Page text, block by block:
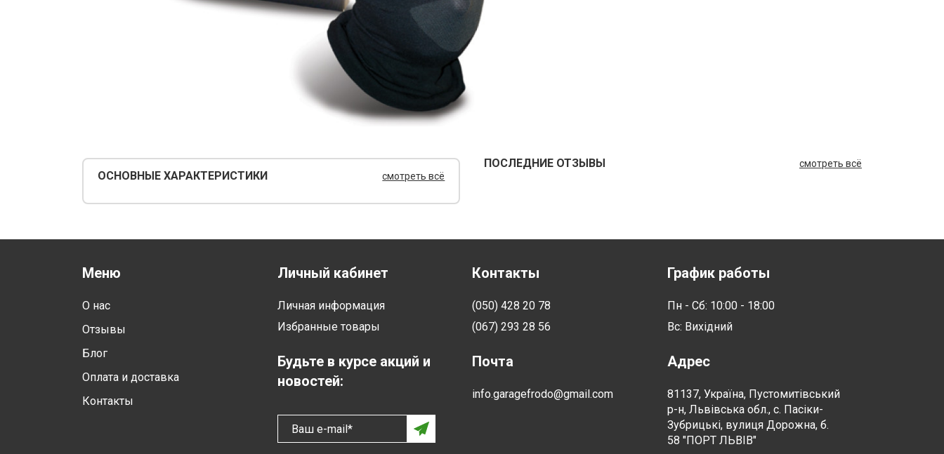
ОСНОВНЫЕ ХАРАКТЕРИСТИКИ смотреть всё
ПОСЛЕДНИЕ ОТЗЫВЫ смотреть всё
Меню
О нас
Отзывы
Блог
Оплата и доставка
Контакты
Личный кабинет
Личная информация
Избранные товары
Будьте в курсе акций и
новостей:
Ваш e-mail*
Контакты
(050) 428 20 78
(067) 293 28 56
Почта
info.garagefrodo@gmail.com
График работы
Пн - Сб: 10:00 - 18:00
Вс: Вихідний
Адрес
81137, Україна, Пустомитівський
р-н, Львівська обл., с. Пасіки-
Зубрицькі, вулиця Дорожна, б.
58 "ПОРТ ЛЬВІВ"